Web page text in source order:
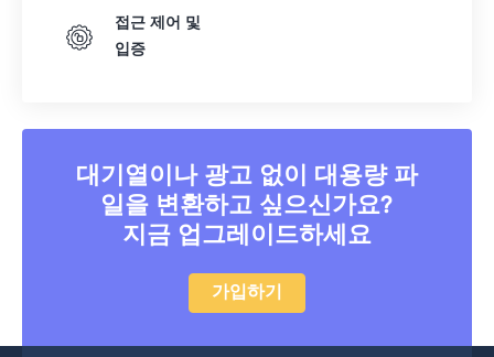
접근 제어 및
입증
대기열이나 광고 없이 대용량 파
일을 변환하고 싶으신가요?
지금 업그레이드하세요
가입하기